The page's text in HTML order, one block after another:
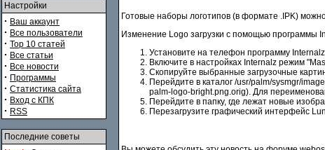
Настройки
· Ваш аккаунт
· Все пользователи
· Top 10 статей
· Все статьи
· Все новости
· Программы
· Статистика сайта
· Вход с КПК
· RSS
Последние советы
Готовые наборы логотипов (в формате .IPK)
Изменение Logo загрузки с помощью программы
Установите на телефон программу
Включите в настройках Internalz режим
Скопируйте выбранные загрузочные
Перейдите в каталог /usr/palm/sysmgr/
palm-logo-bright.png.orig). Для
Перейдите в папку, где лежат новые
Перезагрузите графический интерфейс